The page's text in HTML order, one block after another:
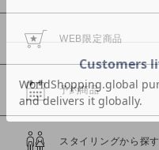
カラー
価格
WEB限定商品
予約商品
スタイリングから探す